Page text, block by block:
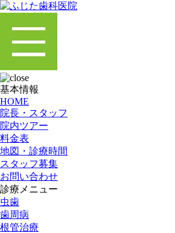
基本情報
HOME
院長・スタッフ
院内ツアー
料金表
地図・診療時間
スタッフ募集
お問い合わせ
診療メニュー
虫歯
歯周病
根管治療